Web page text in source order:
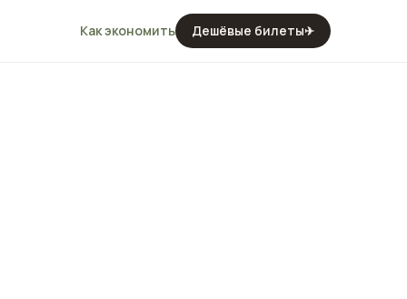
Как экономить Дешёвые билеты✈